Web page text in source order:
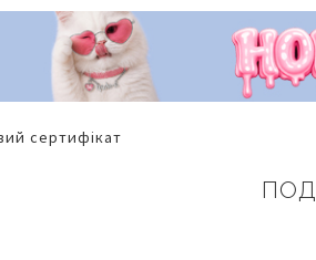
сертифікат